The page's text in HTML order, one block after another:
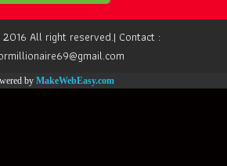
All right reserved.| Contact :
by MakeWebEasy.com